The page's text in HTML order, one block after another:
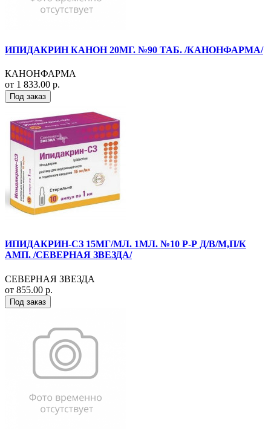
ИПИДАКРИН КАНОН 20МГ. №90 ТАБ. /КАНОНФАРМА/
КАНОНФАРМА
от 1 833.00 р.
Под заказ
ИПИДАКРИН-СЗ 15МГ/МЛ. 1МЛ. №10 Р-Р Д/В/М,П/К
АМП. /СЕВЕРНАЯ ЗВЕЗДА/
СЕВЕРНАЯ ЗВЕЗДА
от 855.00 р.
Под заказ